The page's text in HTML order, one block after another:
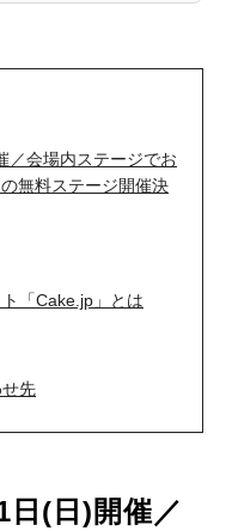
電車・消防車・パトカ
り
】
いかなる場合もお受
店にて代替え品をご
／会場内ステージでお
無料ステージ開催決
「Cake.jp」とは
先
日(日)開催／